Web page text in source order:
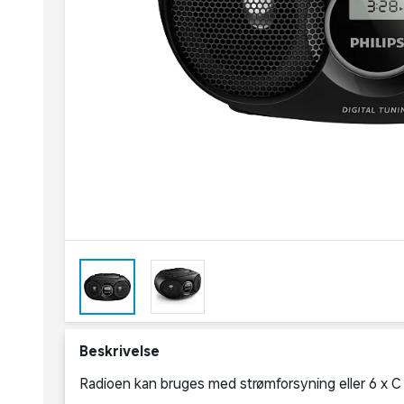
Beskrivelse
Radioen kan bruges med strømforsyning eller 6 x